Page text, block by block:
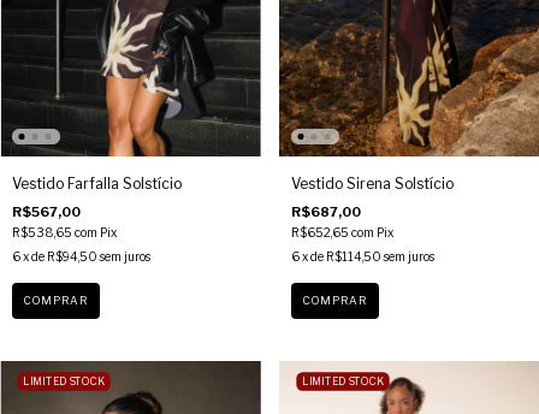
Vestido Farfalla Solstício
R$567,00
R$538,65 com Pix
6x de R$94,50 sem juros
COMPRAR
Vestido Sirena Solstício
R$687,00
R$652,65 com Pix
6 x de R$114,50 sem juros
COMPRAR
LIMITED STOCK LIMITED STOCK